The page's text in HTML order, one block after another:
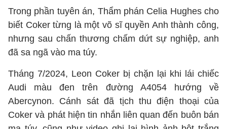
Trong phần tuyên án, Thẩm phán Celia Hughes cho
biết Coker từng là một võ sĩ quyền Anh thành công,
nhưng sau chấn thương chấm dứt sự nghiệp, anh
đã sa ngã vào ma túy.
Tháng 7/2024, Leon Coker bị chặn lại khi lái chiếc
Audi màu đen trên đường A4054 hướng về
Abercynon. Cánh sát đã tịch thu điện thoại của
Coker và phát hiện tin nhắn liên quan đến buôn bán